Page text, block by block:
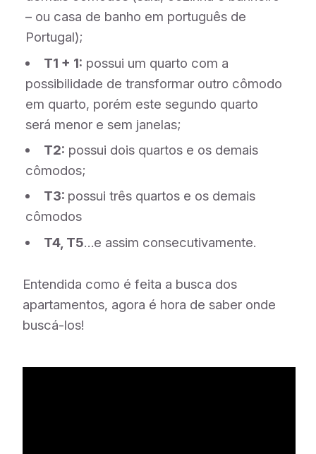
– ou casa de banho em português de
Portugal);
T1 + 1: possui um quarto com a
possibilidade de transformar outro cômodo
em quarto, porém este segundo quarto
será menor e sem janelas;
T2: possui dois quartos e os demais
cômodos;
T3: possui três quartos e os demais
cômodos
T4, T5…e assim consecutivamente.
Entendida como é feita a busca dos
apartamentos, agora é hora de saber onde
buscá-los!